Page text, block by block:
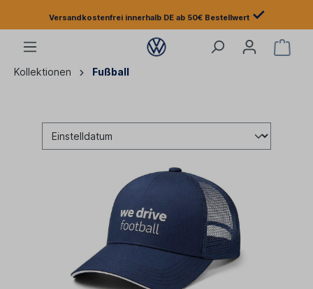
Versandkostenfrei innerhalb DE ab 50€ Bestellwert ✓
Kollektionen Fußball